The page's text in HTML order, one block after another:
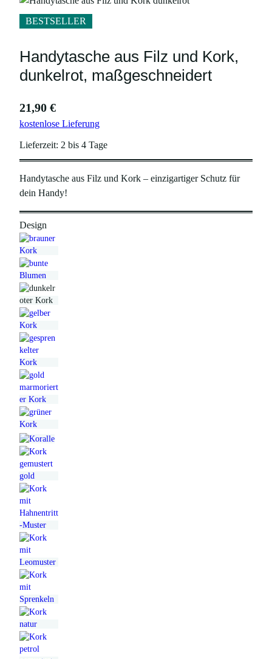
BESTSELLER
Handytasche aus Filz und Kork,
dunkelrot, maßgeschneidert
21,90 €
kostenlose Lieferung
Lieferzeit: 2 bis 4 Tage
Handytasche aus Filz und Kork – einzigartiger Schutz für
dein Handy!
Design